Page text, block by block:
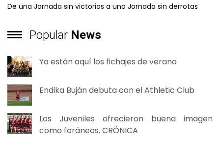
De una Jornada sin victorias a una Jornada sin derrotas
Popular News
Ya están aquí los fichajes de verano
Endika Buján debuta con el Athletic Club
Los Juveniles ofrecieron buena imagen
como foráneos. CRÓNICA